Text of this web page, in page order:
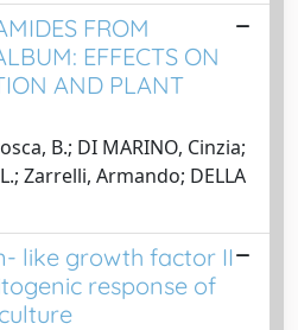
FROM
EFFECTS ON
AND PLANT
B.; DI MARINO, Cinzia;
Zarrelli, Armando; DELLA
like growth factor II
response of